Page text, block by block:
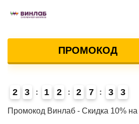
ПРОМОКОД
2 3 1 2 2 7 3 3
Промокод Винлаб - Скидка 10% на